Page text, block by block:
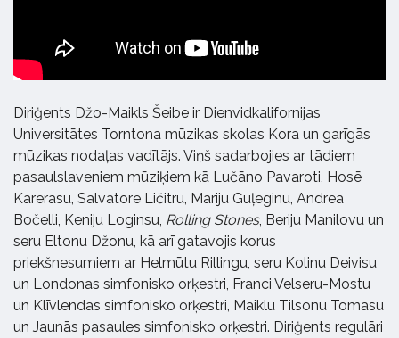
Diriģents Džo-Maikls Šeibe ir Dienvidkalifornijas
Universitātes Torntona mūzikas skolas Kora un garīgās
mūzikas nodaļas vadītājs. Viņš sadarbojies ar tādiem
pasaulslaveniem mūziķiem kā Lučāno Pavaroti, Hosē
Karerasu, Salvatore Ličitru, Mariju Guļeginu, Andrea
Bočelli, Keniju Loginsu, Rolling Stones, Beriju Manilovu un
seru Eltonu Džonu, kā arī gatavojis korus
priekšnesumiem ar Helmūtu Rillingu, seru Kolinu Deivisu
un Londonas simfonisko orķestri, Franci Velseru-Mostu
un Klīvlendas simfonisko orķestri, Maiklu Tilsonu Tomasu
un Jaunās pasaules simfonisko orķestri. Diriģents regulāri